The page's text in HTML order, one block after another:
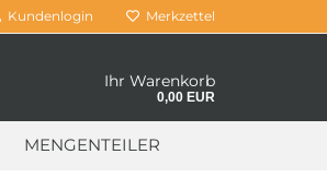
Kundenlogin Merkzettel
Ihr Warenkorb
0,00 EUR
MENGENTEILER